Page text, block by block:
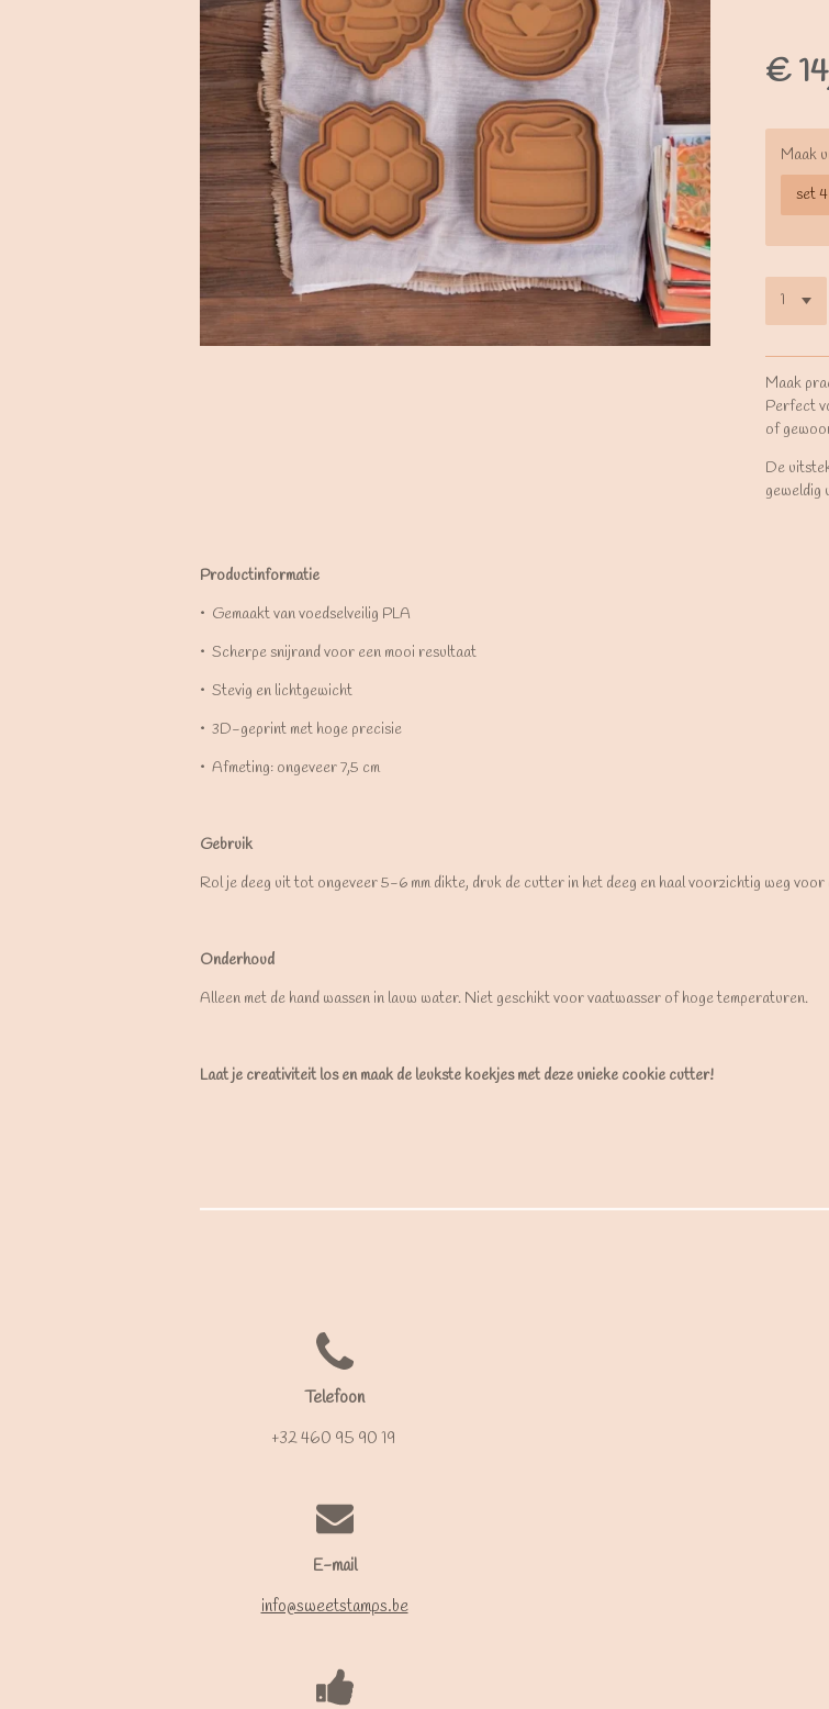
€
Maak
Maak
Perfect
of
De
geweldig
Productinformatie
•⁠ ⁠Gemaakt van voedselveilig PLA
•⁠ ⁠Scherpe snijrand voor een mooi resultaat
•⁠ ⁠Stevig en lichtgewicht
•⁠ ⁠3D-geprint met hoge precisie
•⁠ ⁠Afmeting: ongeveer 7,5 cm
Gebruik
Rol je deeg uit tot ongeveer 5-6 mm dikte, druk de cutter in het deeg en haal voorzichtig weg
Onderhoud
Alleen met de hand wassen in lauw water. Niet geschikt voor vaatwasser of hoge temperaturen.
Laat je creativiteit los en maak de leukste koekjes met deze unieke cookie cutter!
Telefoon
+32 460 95 90 19
E-mail
info@sweetstamps.be